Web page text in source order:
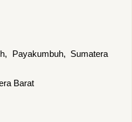
Payakumbuh, Sumatera
Barat